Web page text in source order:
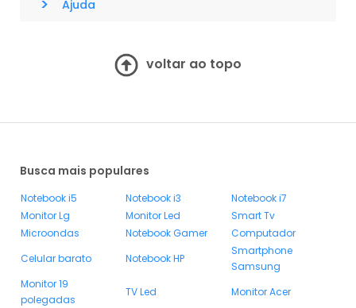
Ajuda
voltar ao topo
Busca mais populares
Notebook i5 Notebook i3
Notebook i7
Monitor Lg
Monitor Led
Smart Tv
Microondas
Notebook Gamer
Computador
Celular barato
Notebook HP
Smartphone
Samsung
Monitor 19
polegadas
TV Led
Monitor Acer